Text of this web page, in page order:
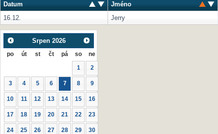
Datum
Jméno
16.12.
Jerry
Srpen 2026
po út st čt pá so ne
1 2
3 4 5 6 7 8 9
10 11 12 13 14 15 16
17 18 19 20 21 22 23
24 25 26 27 28 29 30